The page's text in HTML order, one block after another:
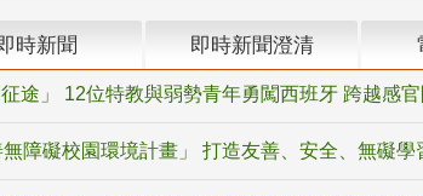
時新聞 即時新聞澄清
途」 12位特教與弱勢青年勇闖西班牙 跨越感
障礙校園環境計畫」 打造友善、安全、無礙學